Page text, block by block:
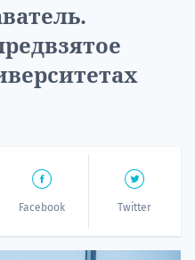
Facebook Twitter